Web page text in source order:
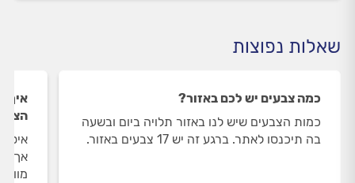
שאלות נפוצות
כמה צבעים יש לכם באזור?
כמות הצבעים שיש לנו באזור תלויה ביום ובשעה
בה תיכנסו לאתר. ברגע זה יש 17 צבעים באזור.
איך
אך